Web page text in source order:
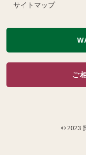
サイトマップ
ご
© 2023